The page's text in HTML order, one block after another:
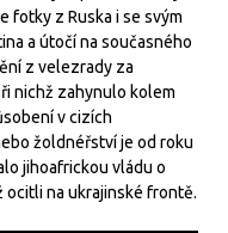
fotky z Ruska i se svým
a útočí na současného
z velezrady za
nichž zahynulo kolem
v cizích
žoldnéřství je od roku
jihoafrickou vládu o
ocitli na ukrajinské frontě.